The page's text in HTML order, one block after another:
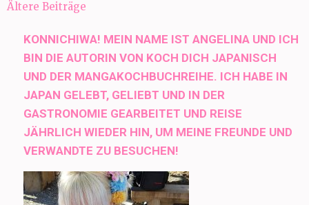
Beitragsnavigation
Ältere Beiträge
KONNICHIWA! MEIN NAME IST ANGELINA UND ICH
BIN DIE AUTORIN VON KOCH DICH JAPANISCH
UND DER MANGAKOCHBUCHREIHE. ICH HABE IN
JAPAN GELEBT, GELIEBT UND IN DER
GASTRONOMIE GEARBEITET UND REISE
JÄHRLICH WIEDER HIN, UM MEINE FREUNDE UND
VERWANDTE ZU BESUCHEN!